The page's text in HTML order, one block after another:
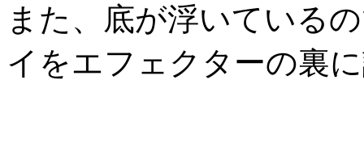
また、底が浮いている
イをエフェクターの裏